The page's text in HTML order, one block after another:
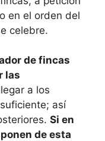
en el orden del
celebre.
de fincas
las
a los
así
Si en
de esta